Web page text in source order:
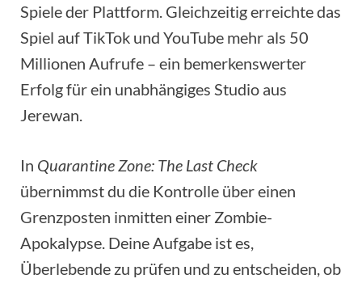
Spiele der Plattform. Gleichzeitig erreichte das
Spiel auf TikTok und YouTube mehr als 50
Millionen Aufrufe – ein bemerkenswerter
Erfolg für ein unabhängiges Studio aus
Jerewan.
In Quarantine Zone: The Last Check
übernimmst du die Kontrolle über einen
Grenzposten inmitten einer Zombie-
Apokalypse. Deine Aufgabe ist es,
Überlebende zu prüfen und zu entscheiden, ob